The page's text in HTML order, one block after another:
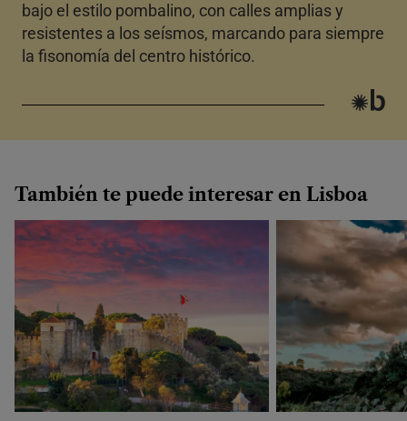
bajo el estilo pombalino, con calles amplias y
resistentes a los seísmos, marcando para siempre
la fisonomía del centro histórico.
También te puede interesar en Lisboa